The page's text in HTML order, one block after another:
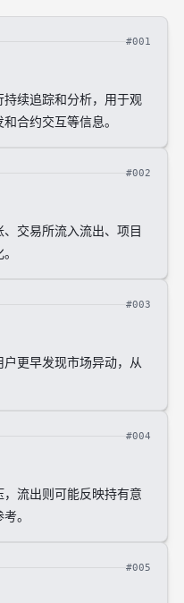
#001
续追踪和分析，用于观
合约交互等信息。
#002
交易所流入流出、项目
#003
更早发现市场异动，从
#004
流出则可能反映持有意
。
#005